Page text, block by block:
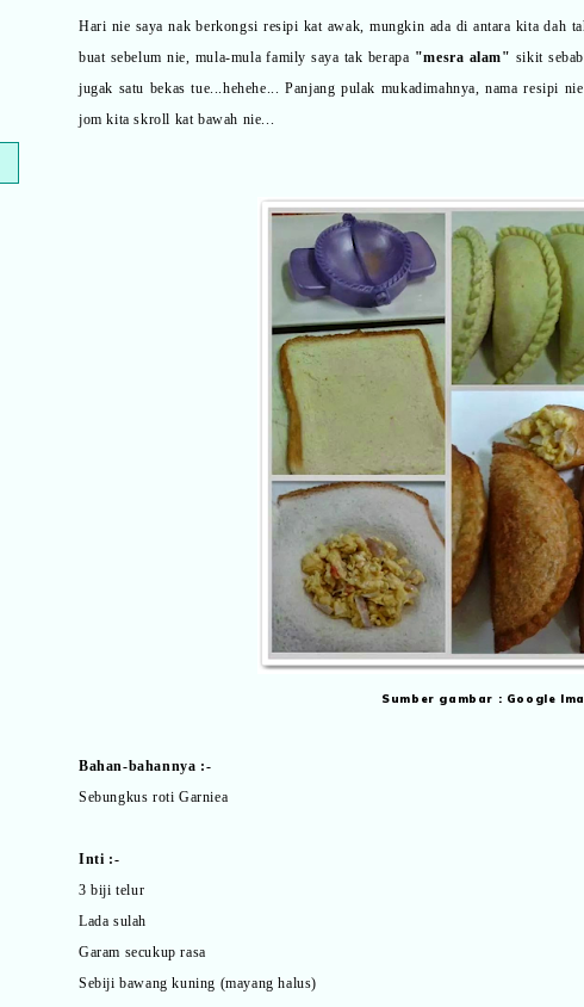
Hari nie saya nak berkongsi resipi kat awak, mungkin ada di antara kita dah
buat sebelum nie, mula-mula family saya tak berapa "mesra alam" sikit
jugak satu bekas tue...hehehe... Panjang pulak mukadimahnya, nama resipi
jom kita skroll kat bawah nie...
Sumber gambar : Google
Bahan-bahannya :-
Sebungkus roti Garniea
Inti :-
3 biji telur
Lada sulah
Garam secukup rasa
Sebiji bawang kuning (mayang halus)